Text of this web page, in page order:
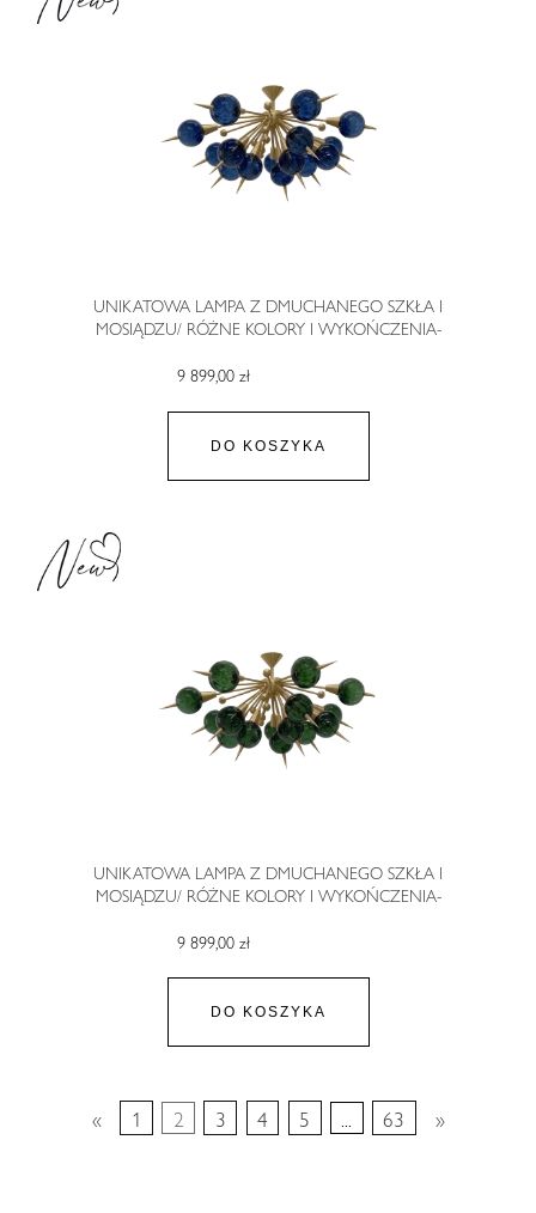
UNIKATOWA LAMPA Z DMUCHANEGO SZKŁA I
MOSIĄDZU/ RÓŻNE KOLORY I WYKOŃCZENIA-
9 899,00 zł
DO KOSZYKA
UNIKATOWA LAMPA Z DMUCHANEGO SZKŁA I
MOSIĄDZU/ RÓŻNE KOLORY I WYKOŃCZENIA-
9 899,00 zł
DO KOSZYKA
« 1 2 3 4 5 63 »